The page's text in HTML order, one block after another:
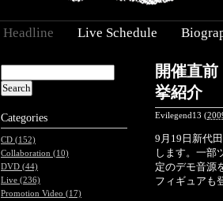
Headline Live Schedule
開催直
挙紹介
Evilegend13 (
9月19日新代
します。一部
定のデモ音源
フィギュアも
Categories
CD (152)
Collaboration (10)
DVD (44)
Live (236)
Promotion Video (17)